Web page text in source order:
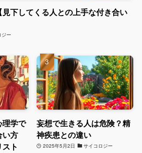
下してくる人との上手な付き合い
ジー
理学で
い方
スト
妄想で生きる人は危険？精
神疾患との違い
2025年5月2日 サイコロジー